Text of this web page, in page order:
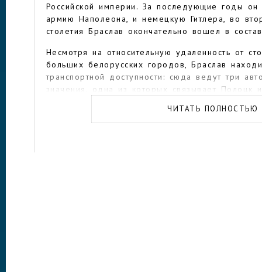
Российской империи. За последующие годы
армию Наполеона, и немецкую Гитлера, во
столетия Браслав окончательно вошел в
Несмотря на относительную удаленность от
больших белорусских городов, Браслав
транспортной доступности: сюда ведут три
значения, одна из которых связывает Полоцк
комфортный способ добраться до Браслава
авиарейсом до Минска и далее на
ЧИТАТЬ ПОЛНОСТЬЮ